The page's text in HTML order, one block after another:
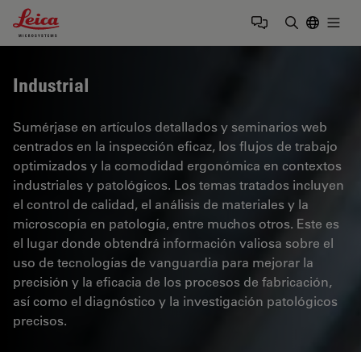
Leica Microsystems Logo
Industrial
Sumérjase en artículos detallados y seminarios web
centrados en la inspección eficaz, los flujos de trabajo
optimizados y la comodidad ergonómica en contextos
industriales y patológicos. Los temas tratados incluyen
el control de calidad, el análisis de materiales y la
microscopía en patología, entre muchos otros. Este es
el lugar donde obtendrá información valiosa sobre el
uso de tecnologías de vanguardia para mejorar la
precisión y la eficacia de los procesos de fabricación,
así como el diagnóstico y la investigación patológicos
precisos.